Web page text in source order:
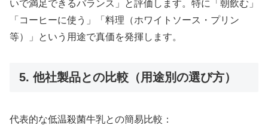
いで満足できるバランス」と評価します。特に「朝飲む」
「コーヒーに使う」「料理（ホワイトソース・プリン
等）」という用途で真価を発揮します。
5. 他社製品との比較（用途別の選び方）
代表的な低温殺菌牛乳との簡易比較：